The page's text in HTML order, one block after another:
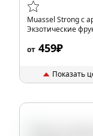
Muassel Strong с
Экзотические
от 459₽
Показать